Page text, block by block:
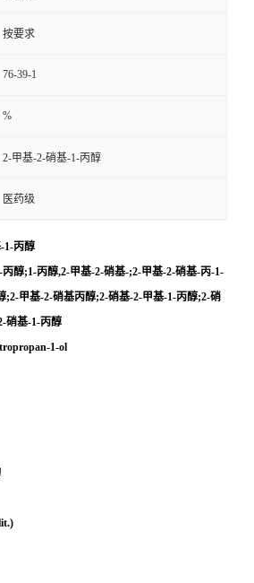
按要求
76-39-1
%
2-甲基-2-硝基-1-丙醇
医药级
1-丙醇
醇;1-丙醇,2-甲基-2-硝基-;2-甲基-2-硝基-丙-1-
;2-甲基-2-硝基丙醇;2-硝基-2-甲基-1-丙醇;2-硝
硝基-1-丙醇
1-ol